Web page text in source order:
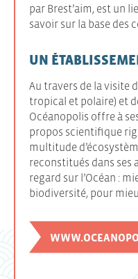
par Brest’aim, est un
savoir sur la base des
UN
Au travers de la visite
tropical et polaire) et
Océanopolis offre à
propos scientifique
multitude
reconstitués dans ses
regard sur l’Océan :
biodiversité, pour